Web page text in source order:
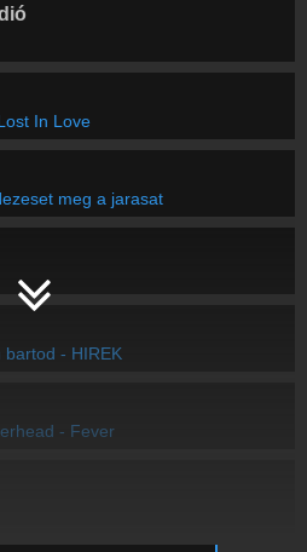
In Love
meg a jarasat
bartod - HIREK
- Fever